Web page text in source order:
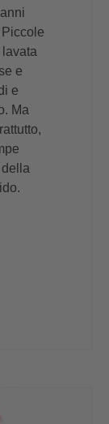
e
e
Ma
della